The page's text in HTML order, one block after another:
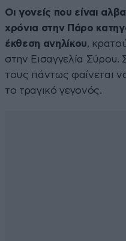
Οι γονείς που είναι
χρόνια στην Πάρο
έκθεση ανηλίκου,
στην Εισαγγελία Σύρου.
τους πάντως φαίνεται
το τραγικό γεγονός.